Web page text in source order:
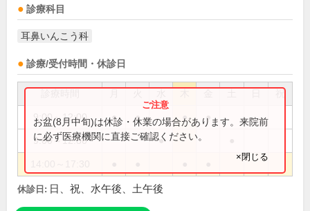
診療科目
耳鼻いんこう科
診療/受付時間・休診日
祝
9:00～12:00 ● ● ● ●
9:00～12:30 ●
お盆(8月中旬)は休診・休業の場合があります。来院前
に必ず医療機関に直接ご確認ください。
×閉じる
休診日: 日、祝、水午後、土午後